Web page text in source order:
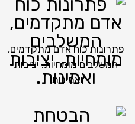
פתרונות כוח אדם מתקדמים,
המשלבים מומחיות, יציבות
ואמינות.